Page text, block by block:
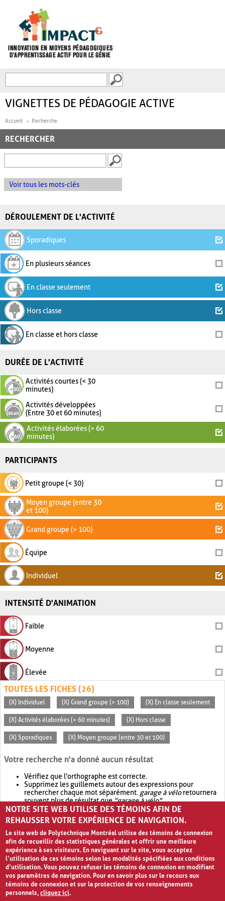
FORMULAIRE DE
VIGNETTES DE PÉDAGOGIE ACTIVE
Accueil Recherche
RECHERCHER
Voir tous les mots-clés
DÉROULEMENT DE L'ACTIVITÉ
Sporadiques
En plusieurs séances
En classe seulement
Hors classe
En classe et hors classe
DURÉE DE L'ACTIVITÉ
Activités courtes (< 30
minutes)
Activités développées
(Entre 30 et 60 minutes)
Activités élaborées (> 60
minutes)
PARTICIPANTS
Petit groupe (< 30)
Moyen groupe (entre 30
et 100)
Grand groupe (> 100)
Équipe
Individuel
INTENSITÉ D'ANIMATION
Faible
Moyenne
Élevée
TOUTES LES FICHES (26)
(X) Individuel (X) Grand groupe (> 100) (X) En classe seulement
(X) Activités élaborées (> 60 minutes) (X) Hors classe
(X) Sporadiques (X) Moyen groupe (entre 30 et 100)
Votre recherche n'a donné aucun résultat
Vérifiez que l'orthographe est correcte.
Supprimez les guillemets autour des expressions pour
rechercher chaque mot séparément. garage à véloretournera
souvent plus de résultat que"garage à vélo".
Envisagez d'élargir votre recherche avec OR.garage OR vélo
retournera souvent plus de résultat quegarage à vélo
NOTRE SITE WEB UTILISE DES TÉMOINS AFIN DE
REHAUSSER VOTRE EXPÉRIENCE DE NAVIGATION.
Le site web de Polytechnique Montréal utilise des témoins de connexion
afin de recueillir des statistiques générales et offrir une meilleure
expérience à ses visiteurs. En naviguant sur le site, vous acceptez
l’utilisation de ces témoins selon les modalités spécifiées aux conditions
d’utilisation. Vous pouvez refuser les témoins de connexion en modifiant
vos paramètres de navigation. Pour en savoir plus sur le recours aux
témoins de connexion et sur la protection de vos renseignements
personnels,cliquez ici.